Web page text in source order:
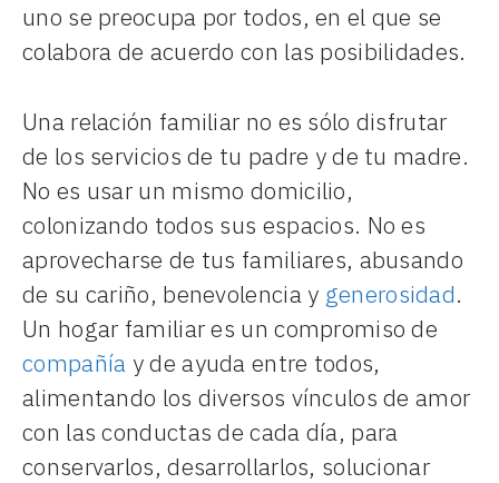
uno se preocupa por todos, en el que se
colabora de acuerdo con las posibilidades.
Una relación familiar no es sólo disfrutar
de los servicios de tu padre y de tu madre.
No es usar un mismo domicilio,
colonizando todos sus espacios. No es
aprovecharse de tus familiares, abusando
de su cariño, benevolencia y generosidad.
Un hogar familiar es un compromiso de
compañía y de ayuda entre todos,
alimentando los diversos vínculos de amor
con las conductas de cada día, para
conservarlos, desarrollarlos, solucionar